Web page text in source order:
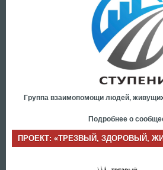
Группа взаимопомощи людей,
Подробнее о
ПРОЕКТ: «ТРЕЗВЫЙ, ЗДОРОВЫЙ,